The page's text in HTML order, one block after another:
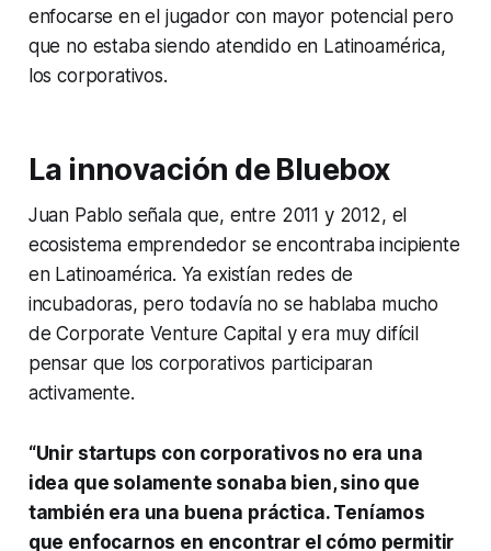
enfocarse en el jugador con mayor potencial pero
que no estaba siendo atendido en Latinoamérica,
los corporativos.
La innovación de Bluebox
Juan Pablo señala que, entre 2011 y 2012, el
ecosistema emprendedor se encontraba incipiente
en Latinoamérica. Ya existían redes de
incubadoras, pero todavía no se hablaba mucho
deCorporate Venture Capital y era muy difícil
pensar que los corporativos participaran
activamente.
“Unir startups con corporativos no era una
idea que solamente sonaba bien, sino que
también era una buena práctica. Teníamos
que enfocarnos en encontrar el cómo permitir